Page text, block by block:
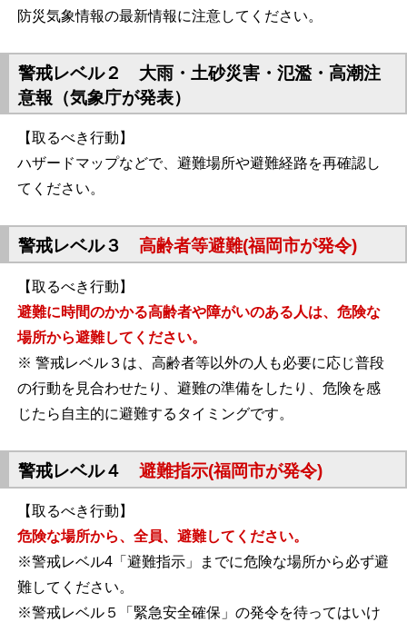
防災気象情報の最新情報に注意してください。
警戒レベル２ 大雨・土砂災害・氾濫・高潮注
意報（気象庁が発表）
【取るべき行動】
ハザードマップなどで、避難場所や避難経路を再確認し
てください。
警戒レベル３高齢者等避難(福岡市が発令)
【取るべき行動】
避難に時間のかかる高齢者や障がいのある人は、危険な
場所から避難してください。
※ 警戒レベル３は、高齢者等以外の人も必要に応じ普段
の行動を見合わせたり、避難の準備をしたり、危険を感
じたら自主的に避難するタイミングです。
警戒レベル４避難指示(福岡市が発令)
【取るべき行動】
危険な場所から、全員、避難してください。
※警戒レベル4「避難指示」までに危険な場所から必ず避
難してください。
※警戒レベル５「緊急安全確保」の発令を待ってはいけ